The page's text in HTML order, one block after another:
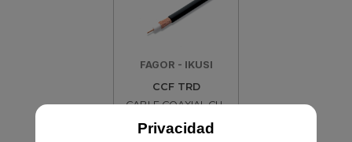
Privacidad
FAGOR - IKUSI
CCF TRD
CABLE COAXIAL CU-
7584179